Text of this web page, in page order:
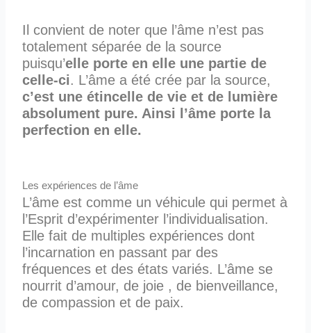
Il convient de noter que l’âme n’est pas
totalement séparée de la source
puisqu’elle porte en elle une partie de
celle-ci. L’âme a été crée par la source,
c’est une étincelle de vie et de lumière
absolument pure. Ainsi l’âme porte la
perfection en elle.
Les expériences de l’âme
L’âme est comme un véhicule qui permet à
l’Esprit d’expérimenter l’individualisation.
Elle fait de multiples expériences dont
l’incarnation en passant par des
fréquences et des états variés. L’âme se
nourrit d’amour, de joie , de bienveillance,
de compassion et de paix.